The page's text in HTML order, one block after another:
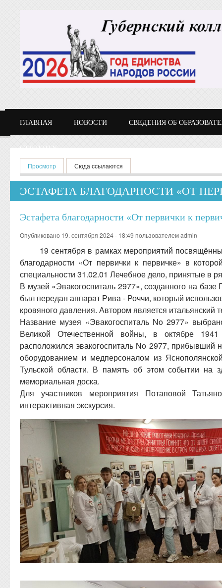
ГЛАВНАЯ НОВОСТИ СВЕДЕНИЯ ОБ
СТУДЕНТУ
Главные вкладки
Просмотр (активная вкладка)
Сюда ссылаются
ЭСТАФЕТА БЛАГОДАРНОСТИ «ОТ
Эстафета благодарности «От первички к
Опубликовано 19. сентября 2024 - 18:49 пользователемadmin
19 сентября в рамках мероприятий
благодарности «От первички к первичке» в
специальности 31.02.01 Лечебное дело, принятые в
В музей «Эвакогоспиталь 2977», созданного на
был передан аппарат Рива - Роччи, который
кровяного давления. Автором является
Название музея «Эвакогоспиталь No 2977»
Великой Отечественной войны, в октябре
расположился эвакогоспиталь No 2977, прибывший
оборудованием и медперсоналом из
Тульской области. В память об этом событии на
мемориальная доска.
Для участников мероприятия Потаповой
интерактивная экскурсия.